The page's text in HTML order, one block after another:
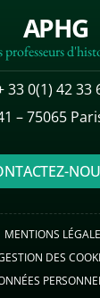
APHG
professeurs
33 0(1) 42 33
– 75065
MENTIONS
DES